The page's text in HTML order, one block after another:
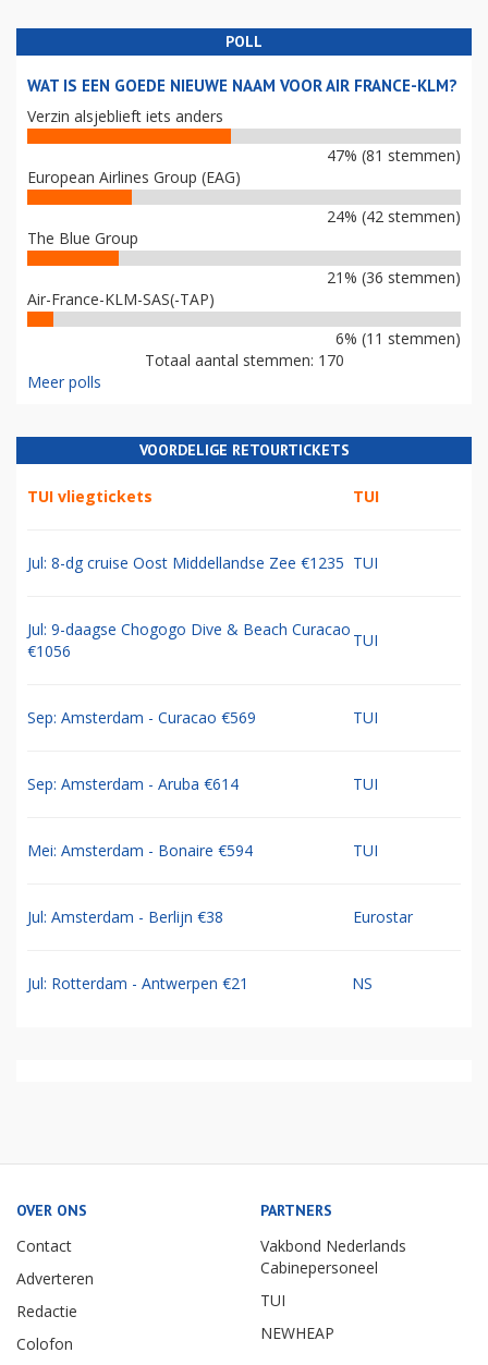
POLL
WAT IS EEN GOEDE NIEUWE NAAM VOOR AIR FRANCE-KLM?
Verzin alsjeblieft iets anders
47% (81 stemmen)
European Airlines Group (EAG)
24% (42 stemmen)
The Blue Group
21% (36 stemmen)
Air-France-KLM-SAS(-TAP)
6% (11 stemmen)
Totaal aantal stemmen: 170
Meer polls
VOORDELIGE RETOURTICKETS
TUI vliegtickets TUI
Jul: 8-dg cruise Oost Middellandse Zee €1235 TUI
Jul: 9-daagse Chogogo Dive & Beach Curacao
€1056
TUI
Sep: Amsterdam - Curacao €569 TUI
Sep: Amsterdam - Aruba €614 TUI
Mei: Amsterdam - Bonaire €594 TUI
Jul: Amsterdam - Berlijn €38 Eurostar
Jul: Rotterdam - Antwerpen €21 NS
OVER ONS
Contact
Adverteren
Redactie
Colofon
PARTNERS
Vakbond Nederlands
Cabinepersoneel
TUI
NEWHEAP